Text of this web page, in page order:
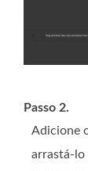
Passo 2.
Adicione
arrastá-lo